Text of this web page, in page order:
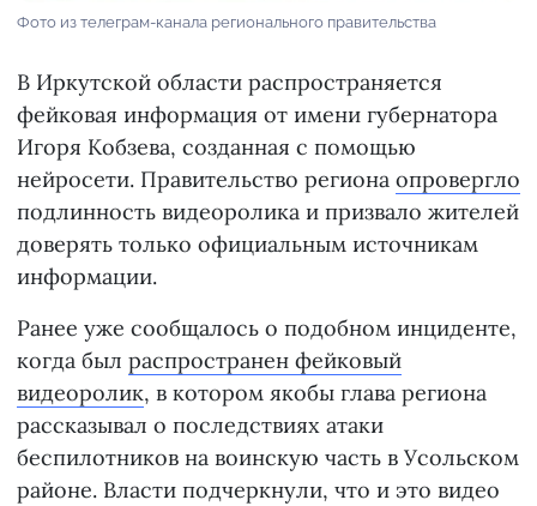
Фото из телеграм-канала регионального правительства
В Иркутской области распространяется
фейковая информация от имени губернатора
Игоря Кобзева, созданная с помощью
нейросети. Правительство региона опровергло
подлинность видеоролика и призвало жителей
доверять только официальным источникам
информации.
Ранее уже сообщалось о подобном инциденте,
когда был распространен фейковый
видеоролик, в котором якобы глава региона
рассказывал о последствиях атаки
беспилотников на воинскую часть в Усольском
районе. Власти подчеркнули, что и это видео